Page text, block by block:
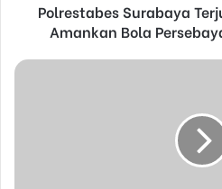
s
Polrestabes Surabaya
Amankan Bola